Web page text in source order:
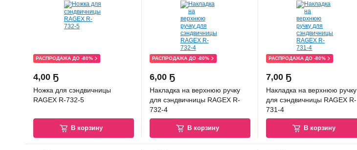
РАСПРОДАЖА ДО -80%
4,00 Ҕ
Ножка для сэндвичницы
RAGEX R-732-5
В корзину
РАСПРОДАЖА ДО -80%
6,00 Ҕ
Накладка на верхнюю ручку
для сэндвичницы RAGEX R-
732-4
В корзину
РАСПРОДАЖА ДО -80%
7,00 Ҕ
Накладка на верхнюю ручку
для сэндвичницы RAGEX R-
731-4
В корзину